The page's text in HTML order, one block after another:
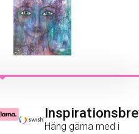
Häng gärna med i